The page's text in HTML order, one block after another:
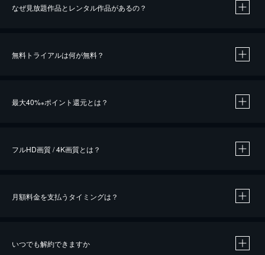
なぜ見放題作品とレンタル作品があるの？
無料トライアルは何が無料？
最大40%※ポイント還元とは？
※40％ポイント還元の対象は、クレジットカード決済による作品の購入 / レンタルです。
フルHD画質 / 4K画質とは？
月額料金を支払うタイミングは？
いつでも解約できますか